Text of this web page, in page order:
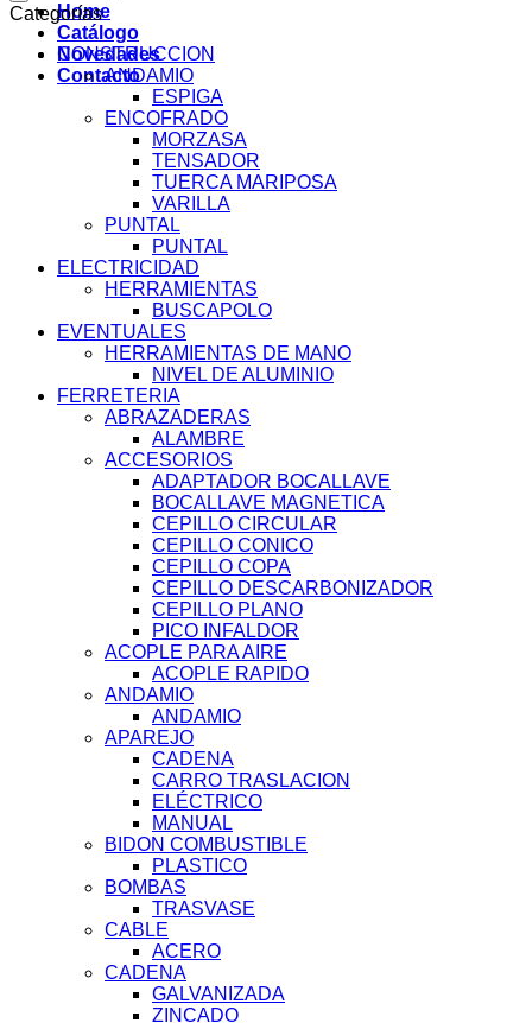
Home
Catálogo
Novedades
Contacto
Categorías
CONSTRUCCION
ANDAMIO
ESPIGA
ENCOFRADO
MORZASA
TENSADOR
TUERCA MARIPOSA
VARILLA
PUNTAL
PUNTAL
ELECTRICIDAD
HERRAMIENTAS
BUSCAPOLO
EVENTUALES
HERRAMIENTAS DE MANO
NIVEL DE ALUMINIO
FERRETERIA
ABRAZADERAS
ALAMBRE
ACCESORIOS
ADAPTADOR BOCALLAVE
BOCALLAVE MAGNETICA
CEPILLO CIRCULAR
CEPILLO CONICO
CEPILLO COPA
CEPILLO DESCARBONIZADOR
CEPILLO PLANO
PICO INFALDOR
ACOPLE PARA AIRE
ACOPLE RAPIDO
ANDAMIO
ANDAMIO
APAREJO
CADENA
CARRO TRASLACION
ELÉCTRICO
MANUAL
BIDON COMBUSTIBLE
PLASTICO
BOMBAS
TRASVASE
CABLE
ACERO
CADENA
GALVANIZADA
ZINCADO